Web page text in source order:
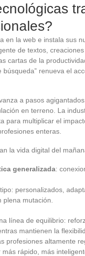
en la web e instala sus
de textos,
cartas de la
renueva el
a pasos
en terreno. La
para multiplicar el
enteras.
la vida digital del
generalizada:
personalizados,
mutación.
línea de equilibrio:
mantienen la
profesiones altamente
rápido, más